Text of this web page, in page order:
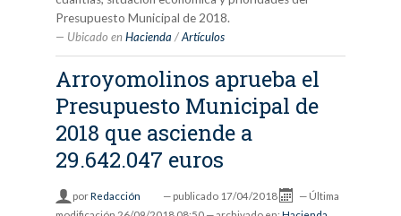
Presupuesto Municipal de 2018.
Ubicado en Hacienda /Artículos
Arroyomolinos aprueba el
Presupuesto Municipal de
2018 que asciende a
29.642.047 euros
porRedacción — publicado 17/04/2018 — Última